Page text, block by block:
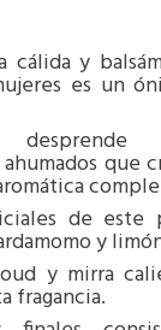
cálida y
es un
que
de este
y
y mirra
fragancia.